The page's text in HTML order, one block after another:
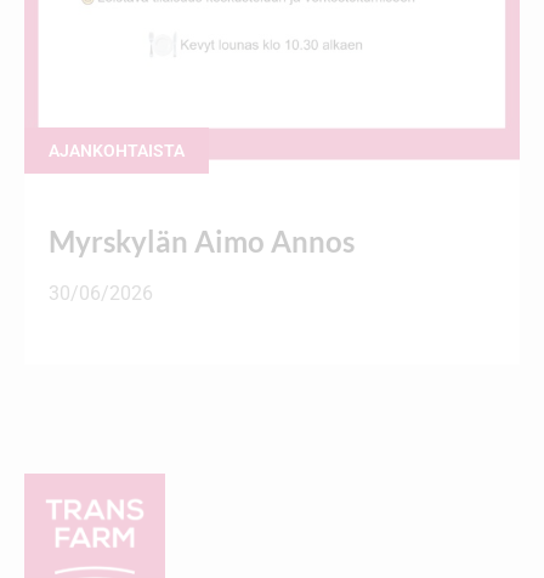
AJANKOHTAISTA
Myrskylän Aimo Annos
30/06/2026